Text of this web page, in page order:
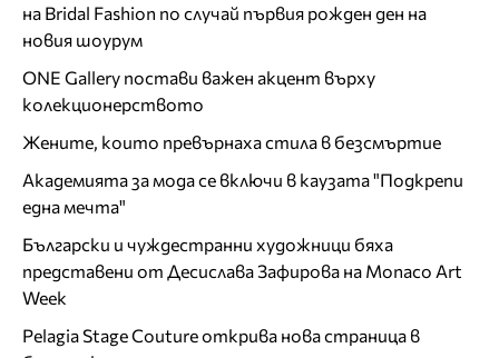
на Bridal Fashion по случай първия рожден ден на
новия шоурум
ONE Gallery постави важен акцент върху
колекционерството
Жените, които превърнаха стила в безсмъртие
Академията за мода се включи в каузата "Подкрепи
една мечта"
Български и чуждестранни художници бяха
представени от Десислава Зафирова на Monaco Art
Week
Pelagia Stage Couture открива нова страница в